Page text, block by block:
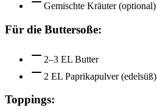
Gemischte Kräuter (optional)
Für die Buttersoße:
2–3 EL Butter
2 EL Paprikapulver (edelsüß)
Toppings: